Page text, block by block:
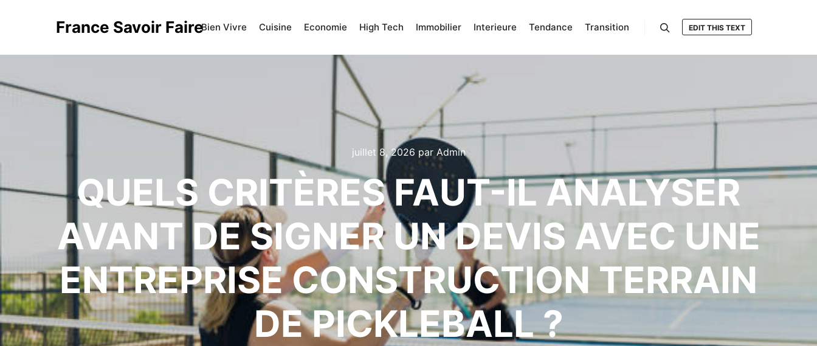
France Savoir FaireBien Vivre Cuisine Economie High Tech Immobilier Interieure Tendance Transition EDIT THIS TEXT
juillet 8, 2026 par Admin
QUELS CRITÈRES FAUT-IL ANALYSER
AVANT DE SIGNER UN DEVIS AVEC UNE
ENTREPRISE CONSTRUCTION TERRAIN
DE PICKLEBALL ?